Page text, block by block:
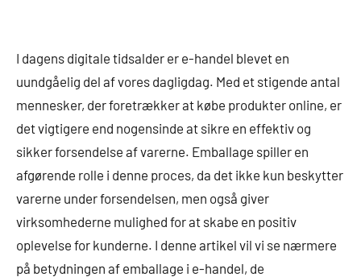
I dagens digitale tidsalder er e-handel blevet en
uundgåelig del af vores dagligdag. Med et stigende antal
mennesker, der foretrækker at købe produkter online, er
det vigtigere end nogensinde at sikre en effektiv og
sikker forsendelse af varerne. Emballage spiller en
afgørende rolle i denne proces, da det ikke kun beskytter
varerne under forsendelsen, men også giver
virksomhederne mulighed for at skabe en positiv
oplevelse for kunderne. I denne artikel vil vi se nærmere
på betydningen af emballage i e-handel, de